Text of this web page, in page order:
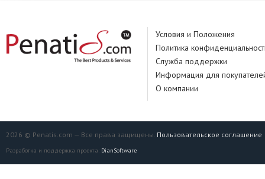
Условия и Положения
Политика
Служба поддержки
Информация для
О компании
2026 © Penatis.com — Все права защищены. Пользовательское соглашение
Разработка и поддержка проекта: DianSoftware